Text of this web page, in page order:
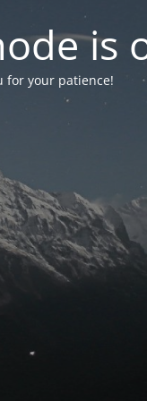
is
for your patience!